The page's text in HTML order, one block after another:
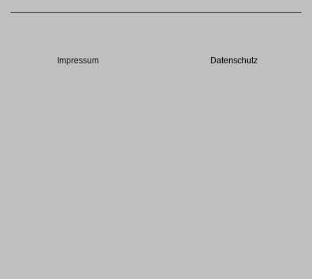
Impressum Datenschutz